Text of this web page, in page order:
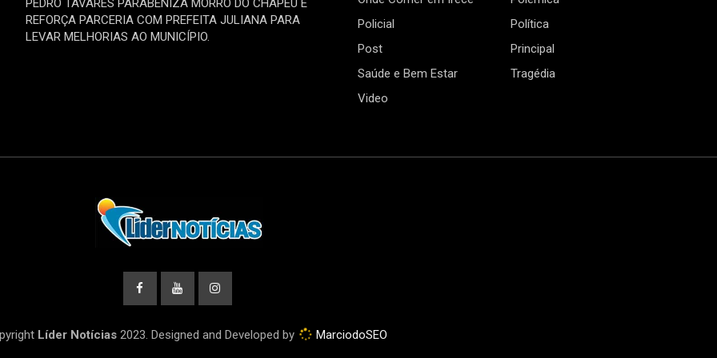
PEDRO TAVARES PARABENIZA MORRO DO CHAPÉU E
REFORÇA PARCERIA COM PREFEITA JULIANA PARA
LEVAR MELHORIAS AO MUNICÍPIO.
Policial
Política
Post
Principal
Saúde e Bem Estar
Tragédia
Video
Líder Notícias2023. Designed and Developed by MarciodoSEO